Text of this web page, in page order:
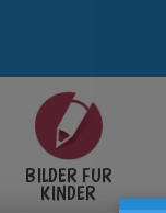
BILDER FÜR
KINDER